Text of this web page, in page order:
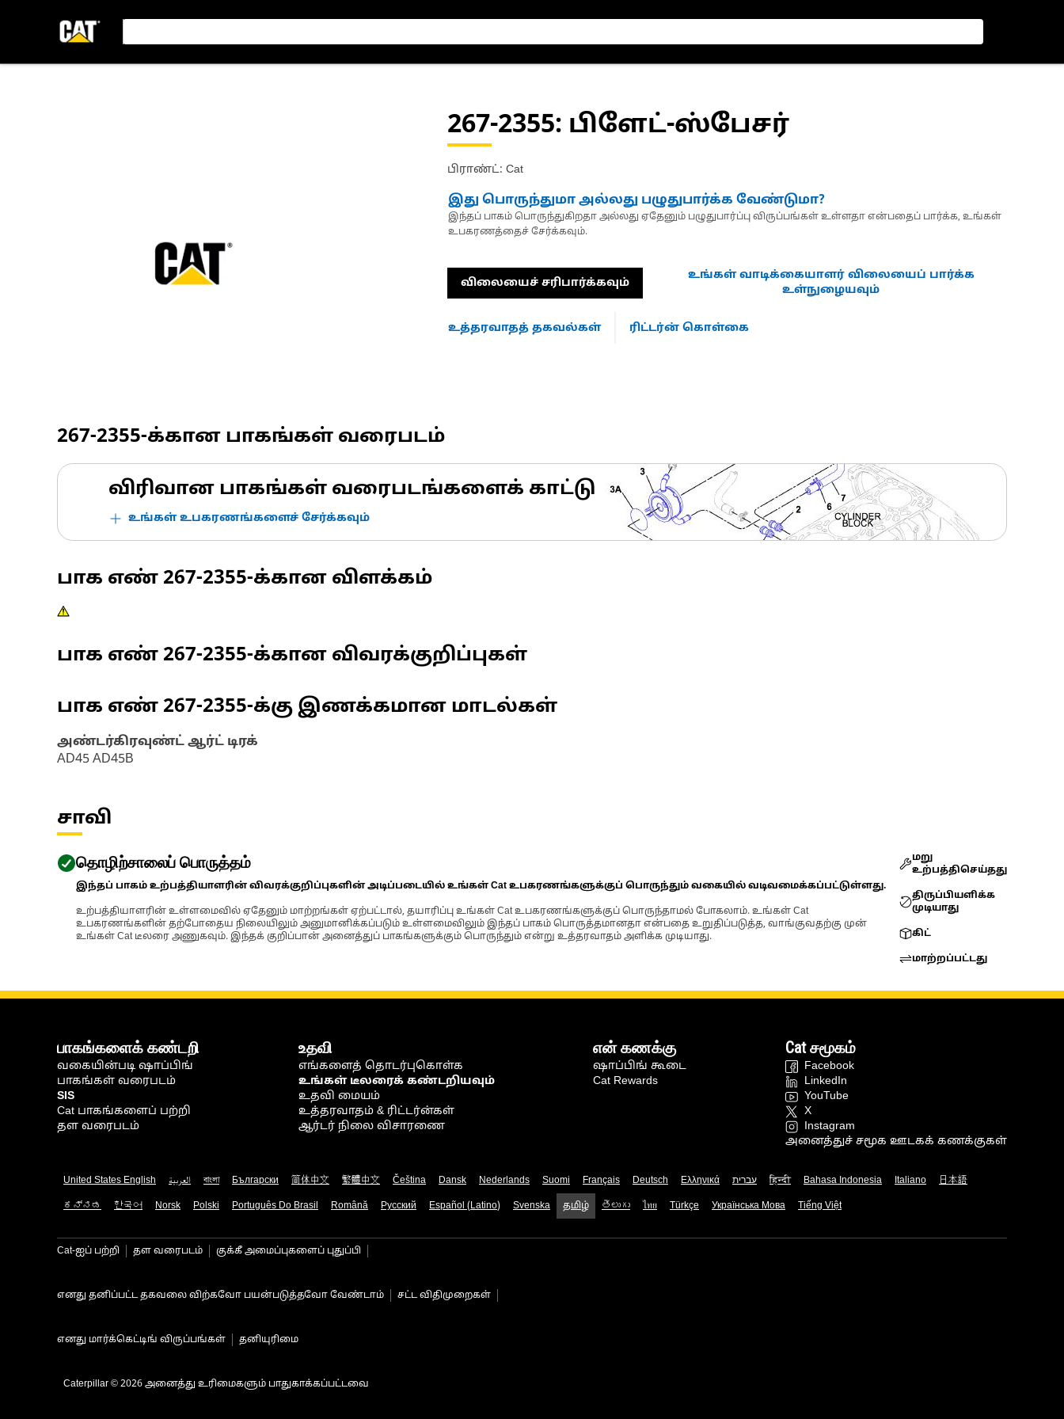
267-2355: பிளேட்-ஸ்பேசர்
பிராண்ட்: Cat
இது பொருந்துமா அல்லது பழுதுபார்க்க வேண்டுமா?
இந்தப் பாகம் பொருந்துகிறதா அல்லது ஏதேனும் பழுதுபார்ப்பு விருப்பங்கள் உள்ளதா என்பதைப் பார்க்க, உங்கள்
உபகரணத்தைச் சேர்க்கவும்.
விலையைச் சரிபார்க்கவும்
உங்கள் வாடிக்கையாளர் விலையைப் பார்க்க
உள்நுழையவும்
உத்தரவாதத் தகவல்கள் ரிட்டர்ன் கொள்கை
267-2355-க்கான பாகங்கள் வரைபடம்
விரிவான பாகங்கள் வரைபடங்களைக் காட்டு
உங்கள் உபகரணங்களைச் சேர்க்கவும்
பாக எண் 267-2355-க்கான விளக்கம்
பாக எண் 267-2355-க்கான விவரக்குறிப்புகள்
பாக எண் 267-2355-க்கு இணக்கமான மாடல்கள்
அண்டர்கிரவுண்ட் ஆர்ட் டிரக்
AD45 AD45B
சாவி
தொழிற்சாலைப் பொருத்தம்
இந்தப் பாகம் உற்பத்தியாளரின் விவரக்குறிப்புகளின் அடிப்படையில் உங்கள் Cat உபகரணங்களுக்குப் பொருந்தும் வகையில் வடிவமைக்கப்பட்டுள்ளது.
உற்பத்தியாளரின் உள்ளமைவில் ஏதேனும் மாற்றங்கள் ஏற்பட்டால், தயாரிப்பு உங்கள் Cat உபகரணங்களுக்குப் பொருந்தாமல் போகலாம். உங்கள் Cat
உபகரணங்களின் தற்போதைய நிலையிலும் அனுமானிக்கப்படும் உள்ளமைவிலும் இந்தப் பாகம் பொருத்தமானதா என்பதை உறுதிப்படுத்த, வாங்குவதற்கு முன்
உங்கள் Cat டீலரை அணுகவும். இந்தக் குறிப்பான் அனைத்துப் பாகங்களுக்கும் பொருந்தும் என்று உத்தரவாதம் அளிக்க முடியாது.
மறு
உற்பத்திசெய்தது
திருப்பியளிக்க
முடியாது
கிட்
மாற்றப்பட்டது
பாகங்களைக் கண்டறி
வகையின்படி ஷாப்பிங்
பாகங்கள் வரைபடம்
SIS
Cat பாகங்களைப் பற்றி
தள வரைபடம்
உதவி
எங்களைத் தொடர்புகொள்க
உங்கள் டீலரைக் கண்டறியவும்
உதவி மையம்
உத்தரவாதம் & ரிட்டர்ன்கள்
ஆர்டர் நிலை விசாரணை
என் கணக்கு
ஷாப்பிங் கூடை
Cat Rewards
Cat சமூகம்
Facebook
LinkedIn
YouTube
X
Instagram
அனைத்துச் சமூக ஊடகக் கணக்குகள்
United States English العربية বাংলা Български 简体中文 繁體中文 Čeština Dansk Nederlands Suomi Français Deutsch Ελληνικά עברית हिन्दी Bahasa Indonesia Italiano 日本語
ಕನ್ನಡ 한국어 Norsk Polski Português Do Brasil Română Русский Español (Latino) Svenska தமிழ் తెలుగు ไทย Türkçe Українська Мова Tiếng Việt
Cat-ஐப் பற்றி தள வரைபடம் குக்கீ அமைப்புகளைப் புதுப்பி
எனது தனிப்பட்ட தகவலை விற்கவோ பயன்படுத்தவோ வேண்டாம் சட்ட விதிமுறைகள்
எனது மார்க்கெட்டிங் விருப்பங்கள் தனியுரிமை
Caterpillar © 2026 அனைத்து உரிமைகளும் பாதுகாக்கப்பட்டவை